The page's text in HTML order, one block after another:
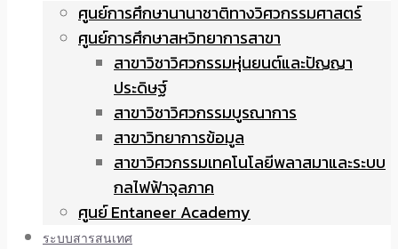
ศูนย์การศึกษานานาชาติทางวิศวกรรมศาสตร์
ศูนย์การศึกษาสหวิทยาการสาขา
สาขาวิชาวิศวกรรมหุ่นยนต์และปัญญา
ประดิษฐ์
สาขาวิชาวิศวกรรมบูรณาการ
สาขาวิทยาการข้อมูล
สาขาวิศวกรรมเทคโนโลยีพลาสมาและระบบ
กลไฟฟ้าจุลภาค
ศูนย์ Entaneer Academy
ระบบสารสนเทศ